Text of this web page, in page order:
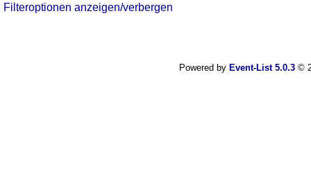
Filteroptionen anzeigen/verbergen
Powered by Event-List 5.0.3©